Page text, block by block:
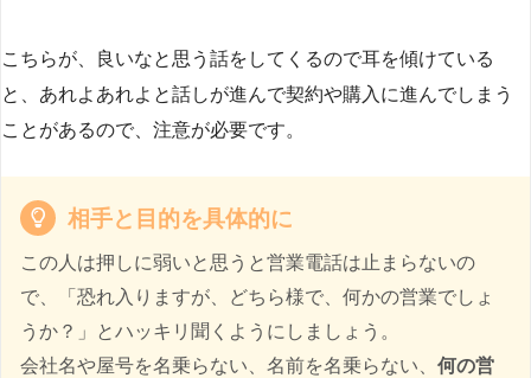
こちらが、良いなと思う話をしてくるので耳を傾けている
と、あれよあれよと話しが進んで契約や購入に進んでしまう
ことがあるので、注意が必要です。
相手と目的を具体的に
この人は押しに弱いと思うと営業電話は止まらないの
で、「恐れ入りますが、どちら様で、何かの営業でしょ
うか？」とハッキリ聞くようにしましょう。
会社名や屋号を名乗らない、名前を名乗らない、 何の営